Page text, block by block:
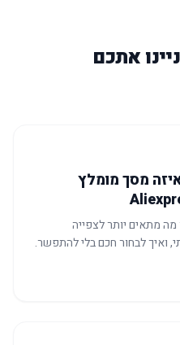
אתכם
איזה מסך מומלץ
מה מתאים יותר לצפייה
ואיך לבחור חכם בלי להתפשר.